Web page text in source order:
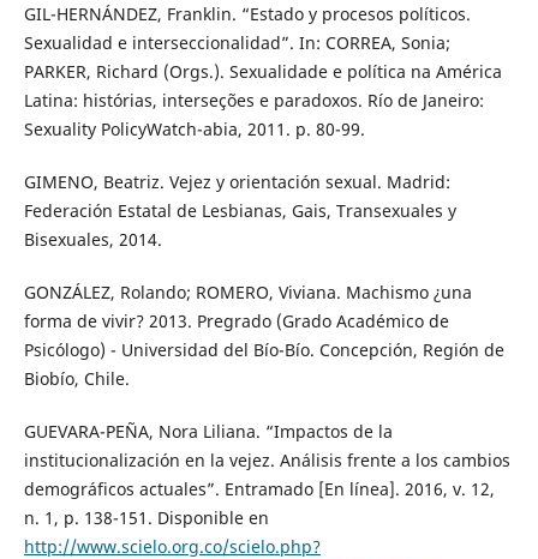
GIL-HERNÁNDEZ, Franklin. “Estado y procesos políticos.
Sexualidad e interseccionalidad”. In: CORREA, Sonia;
PARKER, Richard (Orgs.). Sexualidade e política na América
Latina: histórias, interseções e paradoxos. Río de Janeiro:
Sexuality PolicyWatch-abia, 2011. p. 80-99.
GIMENO, Beatriz. Vejez y orientación sexual. Madrid:
Federación Estatal de Lesbianas, Gais, Transexuales y
Bisexuales, 2014.
GONZÁLEZ, Rolando; ROMERO, Viviana. Machismo ¿una
forma de vivir? 2013. Pregrado (Grado Académico de
Psicólogo) - Universidad del Bío-Bío. Concepción, Región de
Biobío, Chile.
GUEVARA-PEÑA, Nora Liliana. “Impactos de la
institucionalización en la vejez. Análisis frente a los cambios
demográficos actuales”. Entramado [En línea]. 2016, v. 12,
n. 1, p. 138-151. Disponible en
http://www.scielo.org.co/scielo.php?